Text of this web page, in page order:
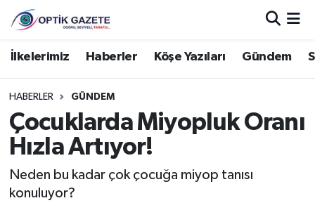
İlkelerimiz Haberler Köşe Yazıları Gündem
HABERLER GÜNDEM
Çocuklarda Miyopluk Oranı
Hızla Artıyor!
Neden bu kadar çok çocuğa miyop tanısı
konuluyor?
Nöbetçi Eczaneler
Hava Durumu
İstanbul Namaz Vakitleri
Trafik Durumu
Süper Lig Puan Durumu ve Fikstür